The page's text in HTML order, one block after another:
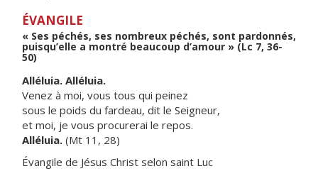
ÉVANGILE
« Ses péchés, ses nombreux péchés, sont pardonnés,
puisqu’elle a montré beaucoup d’amour » (Lc 7, 36-
50)
Alléluia. Alléluia.
Venez à moi, vous tous qui peinez
sous le poids du fardeau, dit le Seigneur,
et moi, je vous procurerai le repos.
Alléluia. (Mt 11, 28)
Évangile de Jésus Christ selon saint Luc